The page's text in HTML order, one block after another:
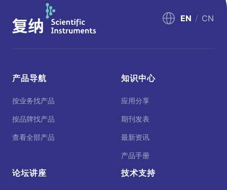
EN / CN
产品导航
按业务找产品
按品牌找产品
查看全部产品
知识中心
应用分享
期刊发表
最新资讯
产品手册
论坛讲座 技术支持